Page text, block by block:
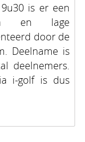
is er een
en lage
door de
Deelname is
deelnemers.
i-golf is dus